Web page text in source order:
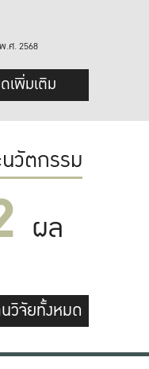
.ศ. 2568
เพิ่มเติม
วัตกรรม
ผล
วิจัยทั้งหมด